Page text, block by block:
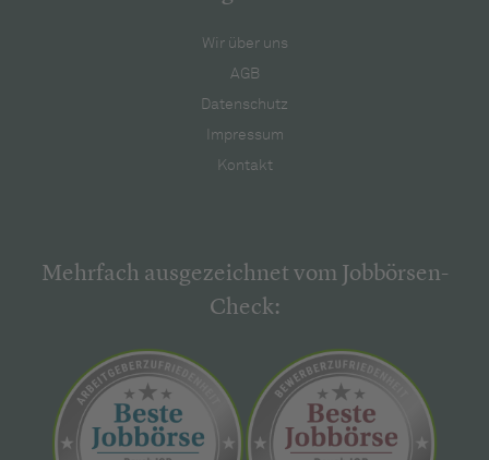
Wir über uns
AGB
Datenschutz
Impressum
Kontakt
Mehrfach ausgezeichnet vom Jobbörsen-
Check: